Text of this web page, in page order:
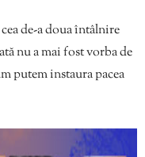
de-a doua întâlnire
nu a mai fost vorba de
putem instaura pacea